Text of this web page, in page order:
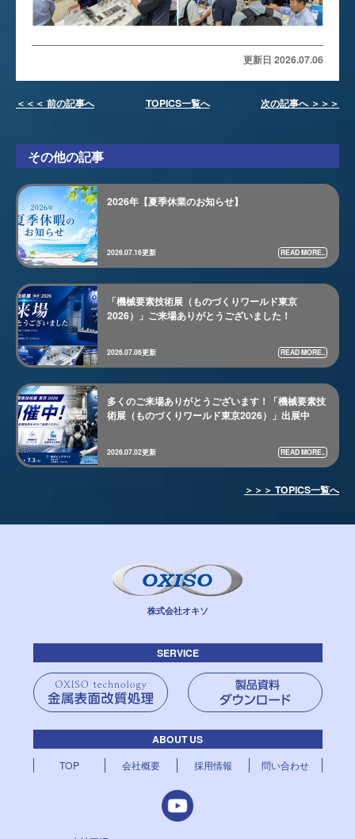
更新日 2026.07.06
＜＜＜ 前の記事へ TOPICS一覧へ 次の記事へ ＞＞＞
その他の記事
2026年【夏季休業のお知らせ】
2026.07.16更新 READ MORE..
「機械要素技術展（ものづくりワールド東京
2026）」ご来場ありがとうございました！
2026.07.06更新 READ MORE..
多くのご来場ありがとうございます！「機械要素技
術展（ものづくりワールド東京2026）」出展中
2026.07.02更新 READ MORE..
＞＞＞ TOPICS一覧へ
株式会社オキソ
SERVICE
ABOUT US
TOP 会社概要 採用情報 問い合わせ